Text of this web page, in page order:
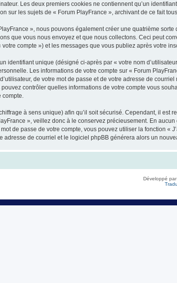
Les deux premiers cookies ne contiennent qu’un
sur les sujets de « Forum PlayFrance », archivant de ce fait
», nous pouvons également créer une quatrième
que vous nous envoyez et que nous collectons. Ceci peut
compte ») et les messages que vous publiez après votre
identifiant unique (désigné ci-après par « votre nom
Les informations de votre compte sur « Forum
de votre mot de passe et de votre adresse de
pouvez contrôler quelles informations de votre compte vous
compte.
à sens unique) afin qu’il soit sécurisé. Cependant, il
», veillez donc à le conservez précieusement. En
de passe de votre compte, vous pouvez utiliser la fonction
adresse de courriel et le logiciel phpBB générera alors un
Développé par